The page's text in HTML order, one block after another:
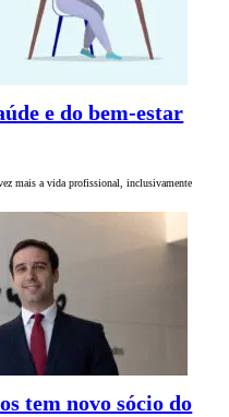
e do bem-estar
mais a vida profissional, inclusivamente
tem novo sócio do